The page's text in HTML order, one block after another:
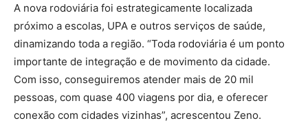
A nova rodoviária foi estrategicamente localizada
próximo a escolas, UPA e outros serviços de saúde,
dinamizando toda a região. “Toda rodoviária é um ponto
importante de integração e de movimento da cidade.
Com isso, conseguiremos atender mais de 20 mil
pessoas, com quase 400 viagens por dia, e oferecer
conexão com cidades vizinhas”, acrescentou Zeno.